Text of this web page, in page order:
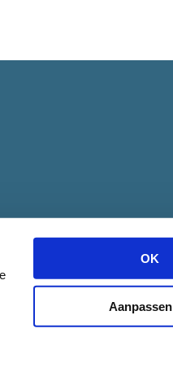
OK
Aanpassen